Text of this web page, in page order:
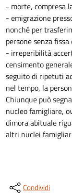
- morte, compresa
- emigrazione
nonché per
persone senza fissa
- irreperibilità
censimento
seguito di ripetuti
nel tempo, la
Chiunque può
nucleo famigliare,
dimora abituale
altri nuclei
Condividi